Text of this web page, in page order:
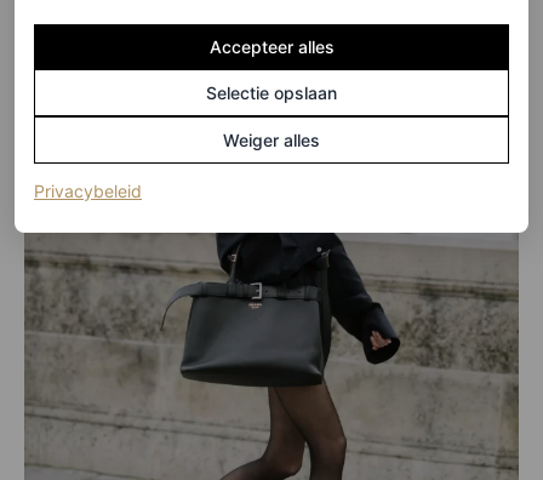
Accepteer alles
Selectie opslaan
Weiger alles
Privacybeleid